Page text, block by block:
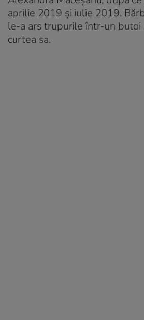
aprilie 2019 și iulie 2019.
le-a ars trupurile într-un butoi
curtea sa.